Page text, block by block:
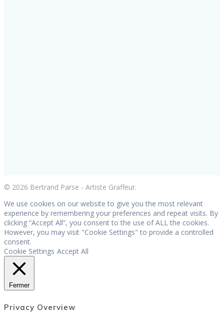
© 2026 Bertrand Parse - Artiste Graffeur.
We use cookies on our website to give you the most relevant
experience by remembering your preferences and repeat visits. By
clicking “Accept All”, you consent to the use of ALL the cookies.
However, you may visit "Cookie Settings" to provide a controlled
consent.
Cookie Settings Accept All
Fermer
Privacy Overview